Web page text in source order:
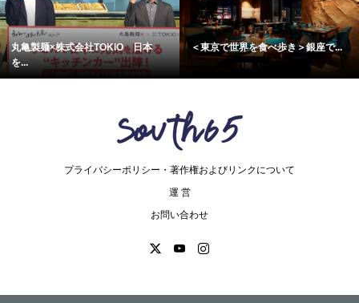
丸亀製麺×株式会社TOKIO 日本
を...
＜東京で世界を食べ歩き＞銀座で...
プライバシーポリシー・著作権およびリンクについて
運 営
お問い合わせ